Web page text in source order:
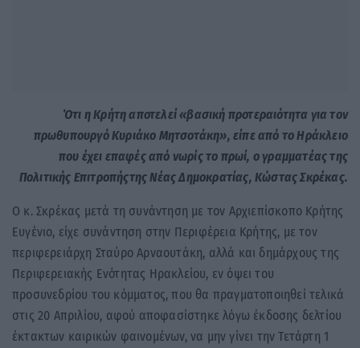
Ότι η Κρήτη αποτελεί «βασική προτεραιότητα για τον
πρωθυπουργό Κυριάκο Μητσοτάκη», είπε από το Ηράκλειο
που έχει επαφές από νωρίς το πρωί, ο γραμματέας της
Πολιτικής Επιτροπήςτης Νέας Δημοκρατίας, Κώστας Σκρέκας.
Ο κ. Σκρέκας μετά τη συνάντηση με τον Αρχιεπίσκοπο Κρήτης
Ευγένιο, είχε συνάντηση στην Περιφέρεια Κρήτης, με τον
περιφερειάρχη Σταύρο Αρναουτάκη, αλλά και δημάρχους της
Περιφερειακής Ενότητας Ηρακλείου, εν όψει του
προσυνεδρίου του κόμματος, που θα πραγματοποιηθεί τελικά
στις 20 Απριλίου, αφού αποφασίστηκε λόγω έκδοσης δελτίου
έκτακτων καιρικών φαινομένων, να μην γίνει την Τετάρτη 1